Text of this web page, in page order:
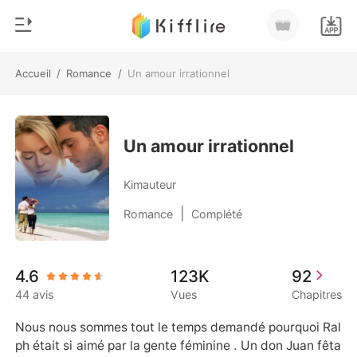
Accueil / Romance / Un amour irrationnel
Recharger
Historique
Déconnexion
Télécharger l'appli
Genre
Moderne
Loup-garou
Nouvelle
Milliardaire
Un amour irrationnel
Kimauteur
Romance Complété
4.6
44 avis
123K
Vues
92
Chapitres
Nous nous sommes tout le temps demandé pourquoi Ral
ph était si aimé par la gente féminine . Un don Juan fêta